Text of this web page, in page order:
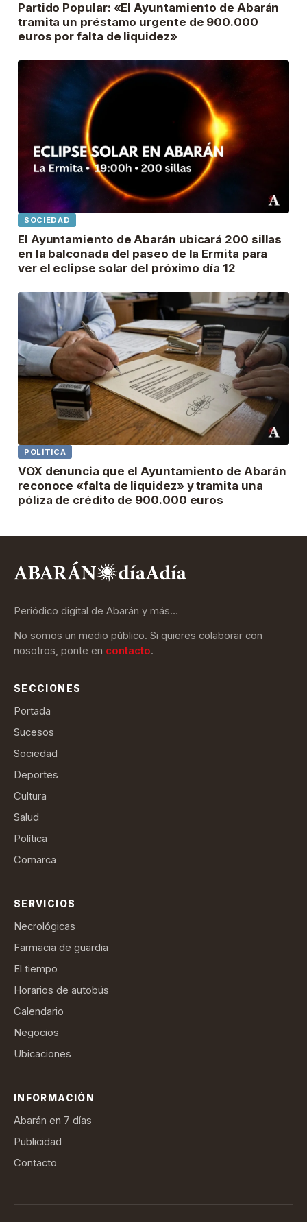
Partido Popular: «El Ayuntamiento de Abarán
tramita un préstamo urgente de 900.000
euros por falta de liquidez»
SOCIEDAD
El Ayuntamiento de Abarán ubicará 200 sillas
en la balconada del paseo de la Ermita para
ver el eclipse solar del próximo día 12
POLÍTICA
VOX denuncia que el Ayuntamiento de Abarán
reconoce «falta de liquidez» y tramita una
póliza de crédito de 900.000 euros
Periódico digital de Abarán y más…
No somos un medio público. Si quieres colaborar con
nosotros, ponte en contacto.
SECCIONES
Portada
Sucesos
Sociedad
Deportes
Cultura
Salud
Política
Comarca
SERVICIOS
Necrológicas
Farmacia de guardia
El tiempo
Horarios de autobús
Calendario
Negocios
Ubicaciones
INFORMACIÓN
Abarán en 7 días
Publicidad
Contacto